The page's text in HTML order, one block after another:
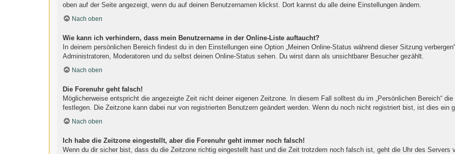
oben auf der Seite angezeigt, wenn du auf deinen Benutzernamen klickst. Dort kannst du alle deine Einstellungen ändern.
Nach oben
Wie kann ich verhindern, dass mein Benutzername in der Online-Liste auftaucht?
In deinem persönlichen Bereich findest du in den Einstellungen eine Option „Meinen Online-Status während dieser Sitzung
Administratoren, Moderatoren und du selbst deinen Online-Status sehen. Du wirst dann als unsichtbarer Besucher gezählt.
Nach oben
Die Forenuhr geht falsch!
Möglicherweise entspricht die angezeigte Zeit nicht deiner eigenen Zeitzone. In diesem Fall solltest du im „Persönlichen Bereich“
festlegen. Die Zeitzone kann dabei nur von registrierten Benutzern geändert werden. Wenn du noch nicht registriert bist, ist dies ein
Nach oben
Ich habe die Zeitzone eingestellt, aber die Forenuhr geht immer noch falsch!
Wenn du dir sicher bist, dass du die Zeitzone richtig eingestellt hast und die Zeit trotzdem noch falsch ist, geht die Uhr des